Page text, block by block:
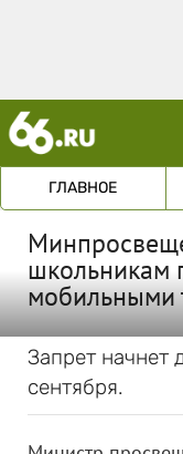
ГЛАВНОЕ
школьникам
мобильными
Запрет начнет
сентября.